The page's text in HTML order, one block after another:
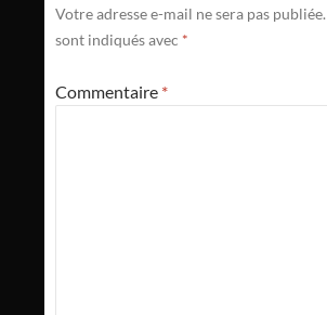
Votre adresse e-mail ne sera pas publiée.
sont indiqués avec *
Commentaire *